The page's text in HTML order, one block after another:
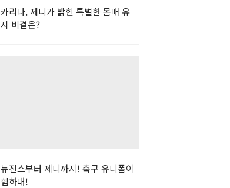
카리나, 제니가 밝힌 특별한 몸매 유
지 비결은?
뉴진스부터 제니까지! 축구 유니폼이
힙하대!